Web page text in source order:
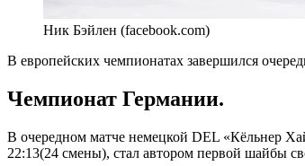
Ник Бэйлен (facebook.com)
В европейских чемпионатах завершился
Чемпионат Германии.
В очередном матче немецкой DEL «Кёльнер
22:13(24 смены), стал автором первой шайбы